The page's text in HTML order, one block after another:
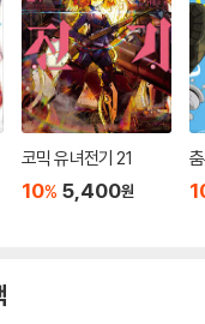
코믹 유녀전기 21
10% 5,400원